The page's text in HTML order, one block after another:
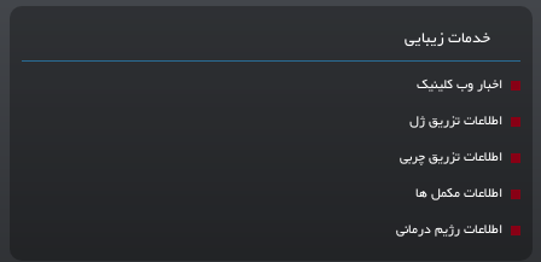
خدمات زیبایی
اخبار وب کلینیک
اطلاعات تزریق ژل
اطلاعات تزریق چربی
اطلاعات مکمل ها
اطلاعات رژیم درمانی